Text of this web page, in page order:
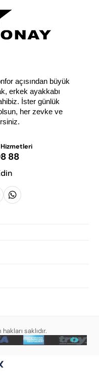
açısından büyük
erkek ayakkabı
İster günlük
her zevke ve
88
saklıdır.